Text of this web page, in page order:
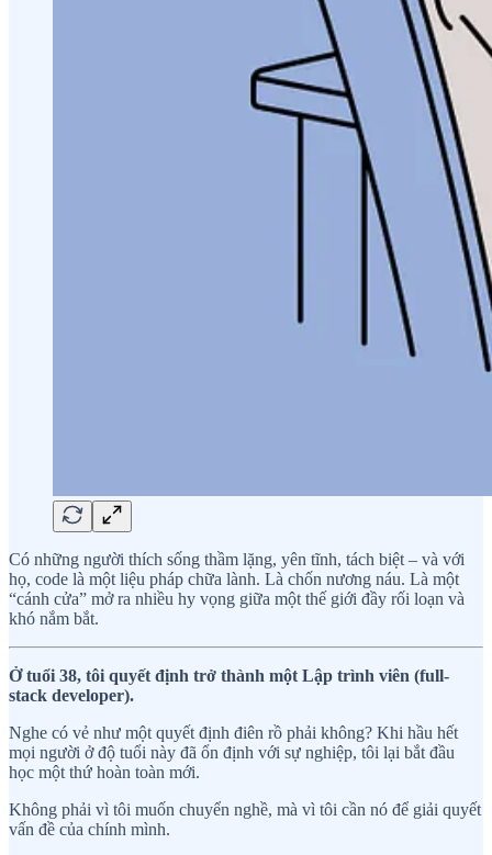
Có những người thích sống thầm lặng, yên tĩnh, tách biệt – và với
họ, code là một liệu pháp chữa lành. Là chốn nương náu. Là một
“cánh cửa” mở ra nhiều hy vọng giữa một thế giới đầy rối loạn và
khó nắm bắt.
Ở tuổi 38, tôi quyết định trở thành một Lập trình viên (full-
stack developer).
Nghe có vẻ như một quyết định điên rồ phải không? Khi hầu hết
mọi người ở độ tuổi này đã ổn định với sự nghiệp, tôi lại bắt đầu
học một thứ hoàn toàn mới.
Không phải vì tôi muốn chuyển nghề, mà vì tôi cần nó để giải quyết
vấn đề của chính mình.